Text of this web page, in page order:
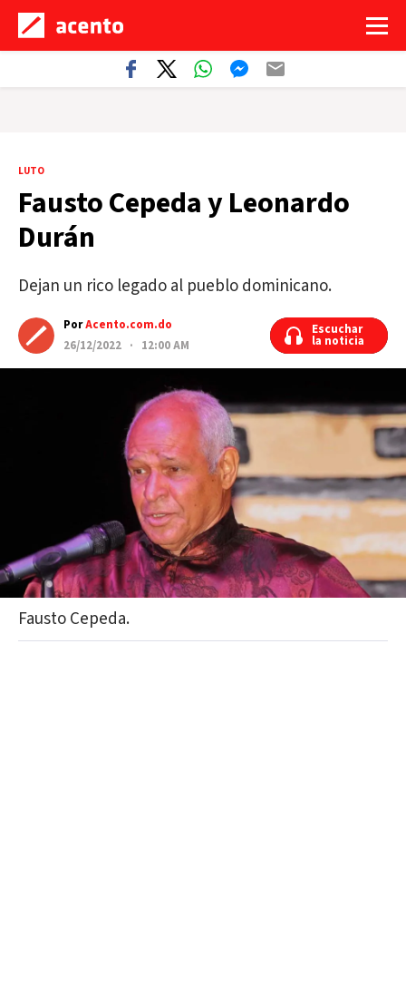
LUTO
Fausto Cepeda y Leonardo
Durán
Dejan un rico legado al pueblo dominicano.
PorAcento.com.do
26/12/2022 · 12:00 AM
Escuchar
la noticia
Escuchar
la noticia
Fausto Cepeda.